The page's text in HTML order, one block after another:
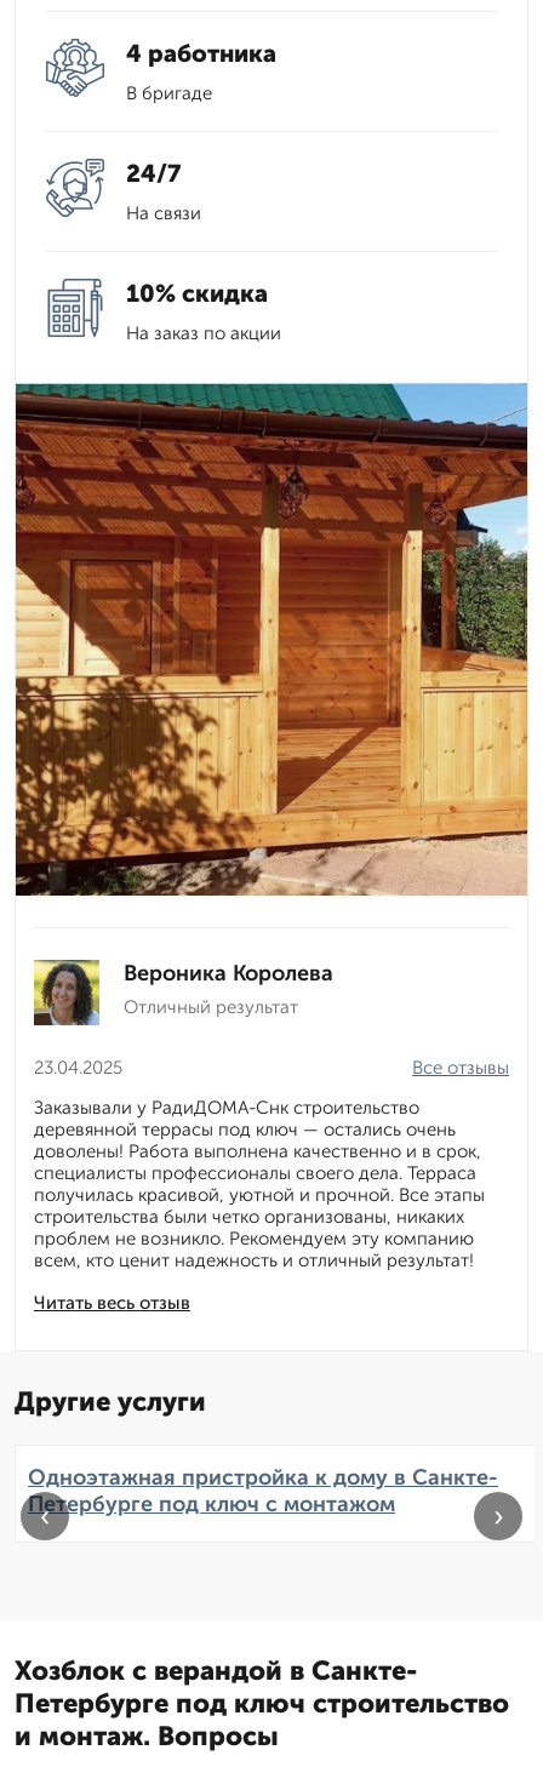
4 работника
В бригаде
24/7
На связи
10% скидка
На заказ по акции
Вероника Королева
Отличный результат
23.04.2025
Читать весь отзыв
Все отзывы
Заказывали у РадиДОМА-Снк строительство
деревянной террасы под ключ — остались очень
доволены! Работа выполнена качественно и в срок,
специалисты профессионалы своего дела. Терраса
получилась красивой, уютной и прочной. Все этапы
строительства были четко организованы, никаких
проблем не возникло. Рекомендуем эту компанию
всем, кто ценит надежность и отличный результат!
Другие услуги
Одноэтажная пристройка к дому в Санкте-
Петербурге под ключ с монтажом
‹ ›
Хозблок с верандой в Санкте-
Петербурге под ключ строительство
и монтаж. Вопросы